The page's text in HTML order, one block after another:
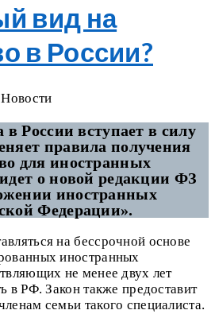
вид на
в России?
Categories
Новости
в России вступает в силу
правила получения
для иностранных
о новой редакции ФЗ
иностранных
Федерации».
на бессрочной основе
иностранных
не менее двух лет
в РФ. Закон также предоставит
семьи такого специалиста.